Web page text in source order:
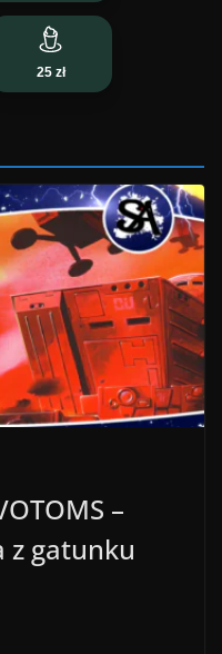
25 zł
–
z gatunku